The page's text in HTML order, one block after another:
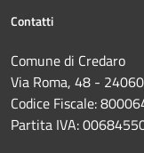
Contatti
Comune di Credaro
Via Roma, 48 -
Codice Fiscale:
Partita IVA: